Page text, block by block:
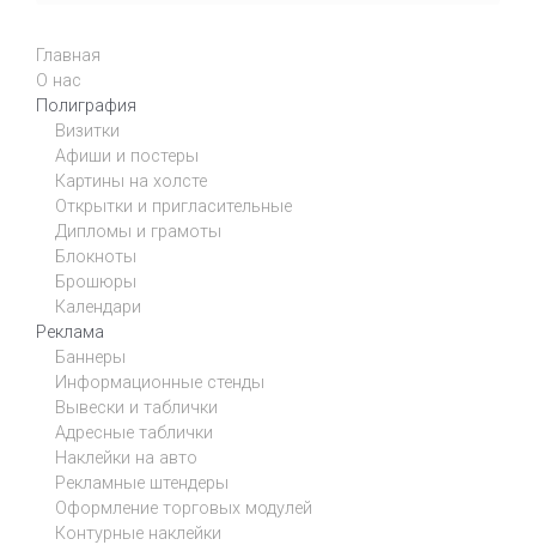
Главная
О нас
Полиграфия
Визитки
Афиши и постеры
Картины на холсте
Открытки и пригласительные
Дипломы и грамоты
Блокноты
Брошюры
Календари
Реклама
Баннеры
Информационные стенды
Вывески и таблички
Адресные таблички
Наклейки на авто
Рекламные штендеры
Оформление торговых модулей
Контурные наклейки